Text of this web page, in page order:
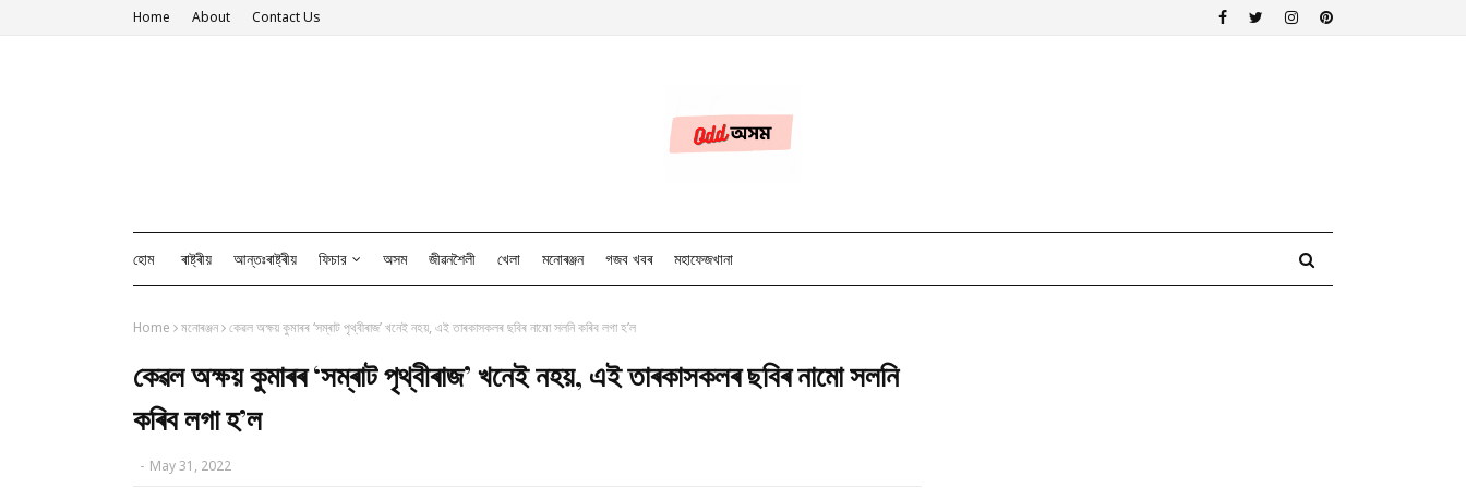
Home About Contact Us
হোম ৰাষ্ট্ৰীয় আন্তঃৰাষ্ট্ৰীয় ফিচার অসম জীৱনশৈলী খেলা মনোৰঞ্জন গজব খবৰ মহাফেজখানা
Home মনোৰঞ্জন কেৱল অক্ষয় কুমাৰৰ ‘সম্ৰাট পৃথ্বীৰাজ’ খনেই নহয়, এই তাৰকাসকলৰ ছবিৰ নামো সলনি কৰিব লগা হ’ল
কেৱল অক্ষয় কুমাৰৰ ‘সম্ৰাট পৃথ্বীৰাজ’ খনেই নহয়, এই তাৰকাসকলৰ ছবিৰ নামো সলনি
কৰিব লগা হ’ল
- May 31, 2022